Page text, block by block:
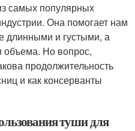
самых популярных
Она помогает нам
длинными и густыми, а
объема. Но вопрос,
продолжительность
и как консерванты
туши для